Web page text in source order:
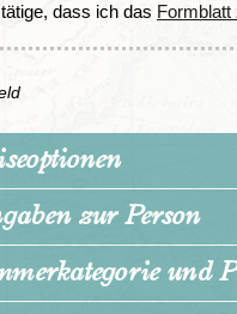
dass ich das Formblatt
zur Person
und